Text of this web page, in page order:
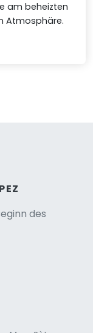
am beheizten
Atmosphäre.
des